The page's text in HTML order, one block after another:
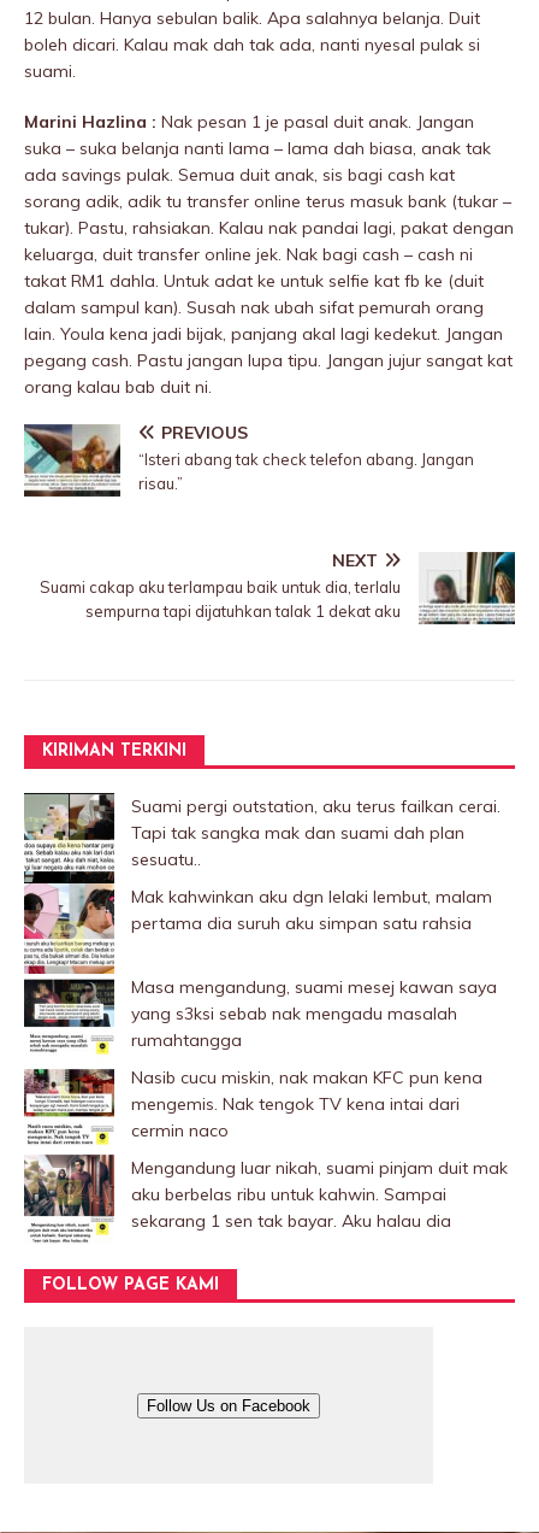
12 bulan. Hanya sebulan balik. Apa salahnya belanja. Duit
boleh dicari. Kalau mak dah tak ada, nanti nyesal pulak si
suami.
Marini Hazlina : Nak pesan 1 je pasal duit anak. Jangan
suka – suka belanja nanti lama – lama dah biasa, anak tak
ada savings pulak. Semua duit anak, sis bagi cash kat
sorang adik, adik tu transfer online terus masuk bank (tukar –
tukar). Pastu, rahsiakan. Kalau nak pandai lagi, pakat dengan
keluarga, duit transfer online jek. Nak bagi cash – cash ni
takat RM1 dahla. Untuk adat ke untuk selfie kat fb ke (duit
dalam sampul kan). Susah nak ubah sifat pemurah orang
lain. Youla kena jadi bijak, panjang akal lagi kedekut. Jangan
pegang cash. Pastu jangan lupa tipu. Jangan jujur sangat kat
orang kalau bab duit ni.
PREVIOUS
“Isteri abang tak check telefon abang. Jangan
risau.”
NEXT
Suami cakap aku terIampau baik untuk dia, terlalu
sempurna tapi dijatuhkan taIak 1 dekat aku
KIRIMAN TERKINI
Suami pergi outstation, aku terus failkan cerai.
Tapi tak sangka mak dan suami dah plan
sesuatu..
Mak kahwinkan aku dgn lelaki Iembut, malam
pertama dia suruh aku simpan satu rahsia
Masa mengandung, suami mesej kawan saya
yang s3ksi sebab nak mengadu masalah
rumahtangga
Nasib cucu miskin, nak makan KFC pun kena
mengemis. Nak tengok TV kena intai dari
cermin naco
Mengandung luar nikah, suami pinjam duit mak
aku berbelas ribu untuk kahwin. Sampai
sekarang 1 sen tak bayar. Aku halau dia
FOLLOW PAGE KAMI
Follow Us on Facebook